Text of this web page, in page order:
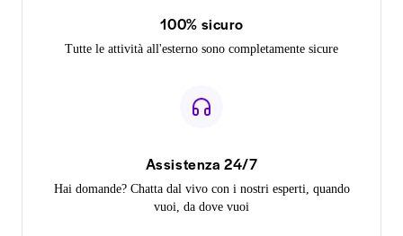
100% sicuro
Tutte le attività all'esterno sono completamente sicure
Assistenza 24/7
Hai domande? Chatta dal vivo con i nostri esperti, quando
vuoi, da dove vuoi